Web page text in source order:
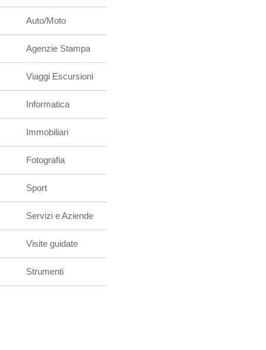
Auto/Moto
Agenzie Stampa
Viaggi Escursioni
Informatica
Immobiliari
Fotografia
Sport
Servizi e Aziende
Visite guidate
Strumenti